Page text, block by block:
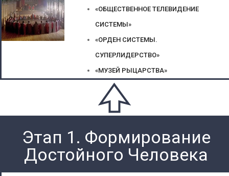
«ОБЩЕСТВЕННОЕ ТЕЛЕВИДЕНИЕ
СИСТЕМЫ»
«ОРДЕН СИСТЕМЫ.
СУПЕРЛИДЕРСТВО»
«МУЗЕЙ РЫЦАРСТВА»
Этап 1. Формирование
Достойного Человека